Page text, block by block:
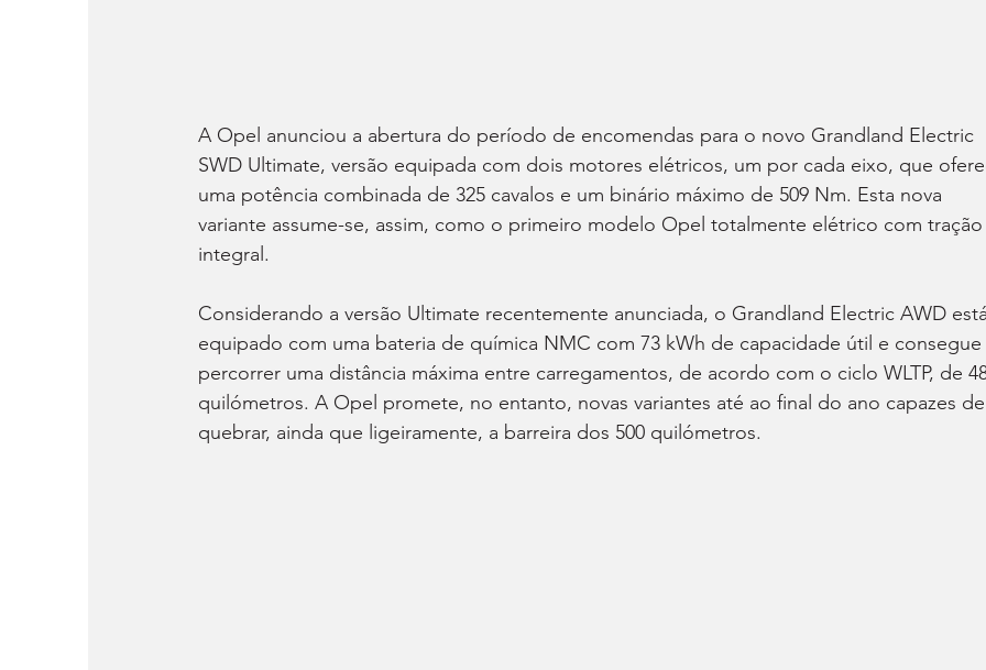
A Opel anunciou a abertura do período de encomendas para o novo Grandland Electric
SWD Ultimate, versão equipada com dois motores elétricos, um por cada eixo, que
uma potência combinada de 325 cavalos e um binário máximo de 509 Nm. Esta nova
variante assume-se, assim, como o primeiro modelo Opel totalmente elétrico com tração
integral.
Considerando a versão Ultimate recentemente anunciada, o Grandland Electric AWD está
equipado com uma bateria de química NMC com 73 kWh de capacidade útil e consegue
percorrer uma distância máxima entre carregamentos, de acordo com o ciclo WLTP, de
quilómetros. A Opel promete, no entanto, novas variantes até ao final do ano capazes de
quebrar, ainda que ligeiramente, a barreira dos 500 quilómetros.